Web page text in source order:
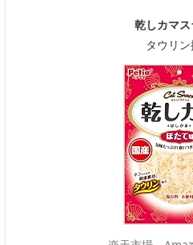
乾しカマ
タウリン